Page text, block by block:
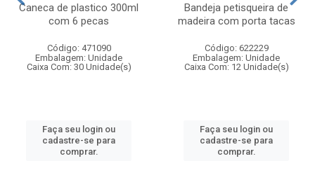
Caneca de plastico 300ml
com 6 pecas
Código: 471090
Embalagem: Unidade
Caixa Com: 30 Unidade(s)
Faça seu login ou
cadastre-se para
comprar.
Bandeja petisqueira de
madeira com porta tacas
Código: 622229
Embalagem: Unidade
Caixa Com: 12 Unidade(s)
Faça seu login ou
cadastre-se para
comprar.